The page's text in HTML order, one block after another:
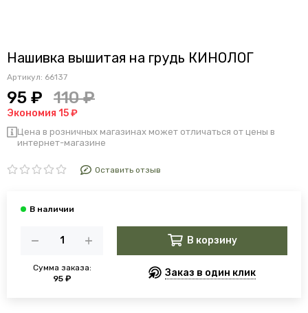
Нашивка вышитая на грудь КИНОЛОГ
Артикул: 66137
95 ₽ 110 ₽
Экономия 15 ₽
Цена в розничных магазинах может отличаться от цены в
интернет-магазине
Оставить отзыв
Сумма заказа:
95 ₽
В корзину
Заказ в один клик